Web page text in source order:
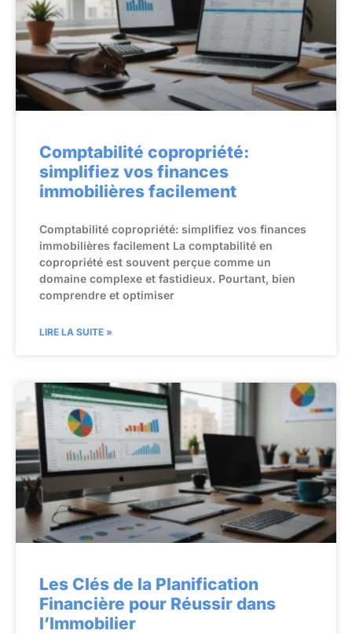
Comptabilité copropriété:
simplifiez vos finances
immobilières facilement
Comptabilité copropriété: simplifiez vos finances
immobilières facilement La comptabilité en
copropriété est souvent perçue comme un
domaine complexe et fastidieux. Pourtant, bien
comprendre et optimiser
LIRE LA SUITE »
Les Clés de la Planification
Financière pour Réussir dans
l’Immobilier